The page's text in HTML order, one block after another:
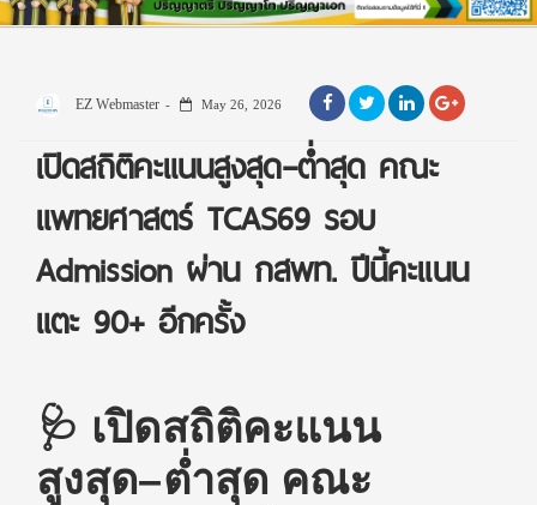
EZ Webmaster May 26, 2026
เปิดสถิติคะแนนสูงสุด–ต่ำสุด คณะ
แพทยศาสตร์ TCAS69 รอบ
Admission ผ่าน กสพท. ปีนี้คะแนน
แตะ 90+ อีกครั้ง
🩺 เปิดสถิติคะแนน
สูงสุด–ต่ำสุด คณะ